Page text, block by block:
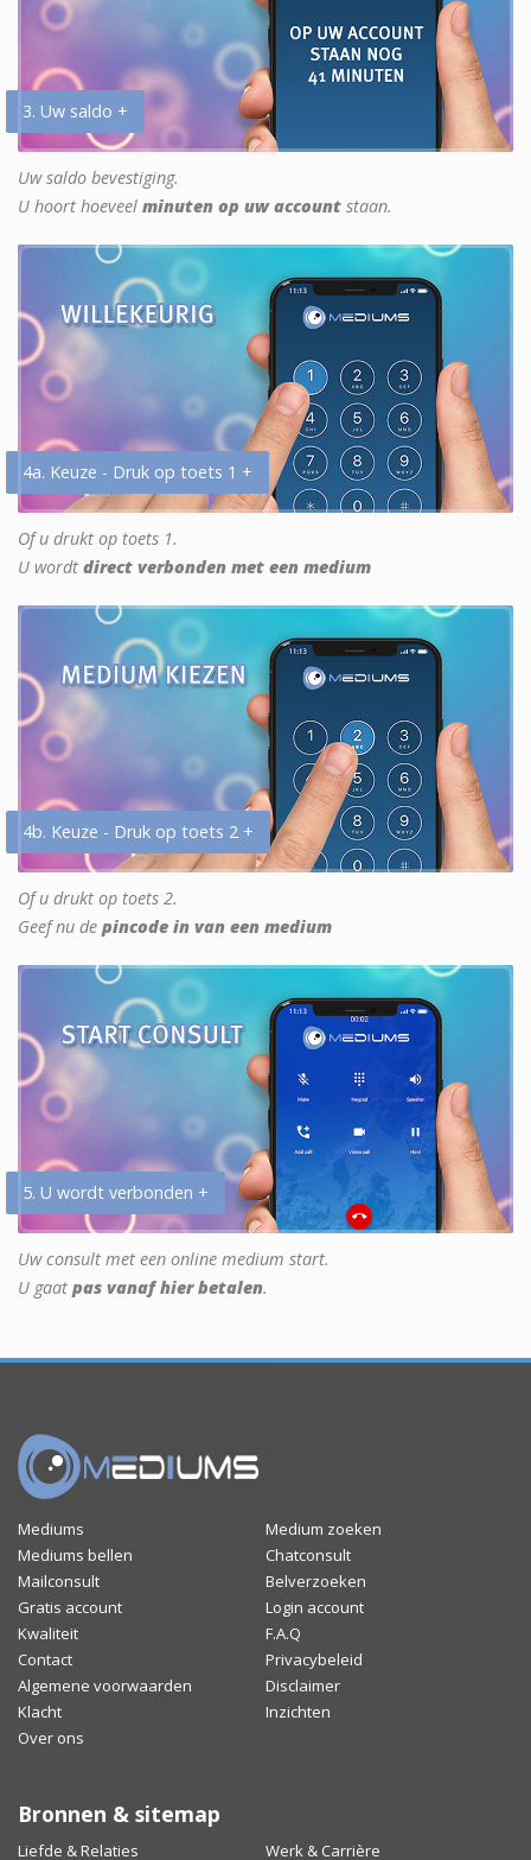
3. Uw saldo +
Uw saldo bevestiging.
U hoort hoeveel minuten op uw account staan.
4a. Keuze - Druk op toets 1 +
Of u drukt op toets 1.
U wordt direct verbonden met een medium
4b. Keuze - Druk op toets 2 +
Of u drukt op toets 2.
Geef nu de pincode in van een medium
5. U wordt verbonden +
Uw consult met een online medium start.
U gaat pas vanaf hier betalen.
Mediums
Medium zoeken
Mediums bellen
Chatconsult
Mailconsult
Belverzoeken
Gratis account
Login account
Kwaliteit
F.A.Q
Contact
Privacybeleid
Algemene voorwaarden
Disclaimer
Klacht
Inzichten
Over ons
Bronnen & sitemap
Liefde & Relaties Werk & Carrière